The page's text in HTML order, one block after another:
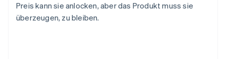
Preis kann sie anlocken, aber das Produkt muss sie
überzeugen, zu bleiben.